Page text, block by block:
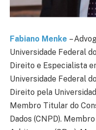
Fabiano Menke –
Universidade Federal
Direito e Especialista
Universidade Federal
Direito pela
Membro Titular do
Dados (CNPD).